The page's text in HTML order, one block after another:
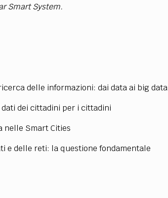
Smart System.
delle informazioni: dai data ai big data
dati dei cittadini per i cittadini
nelle Smart Cities
e delle reti: la questione fondamentale